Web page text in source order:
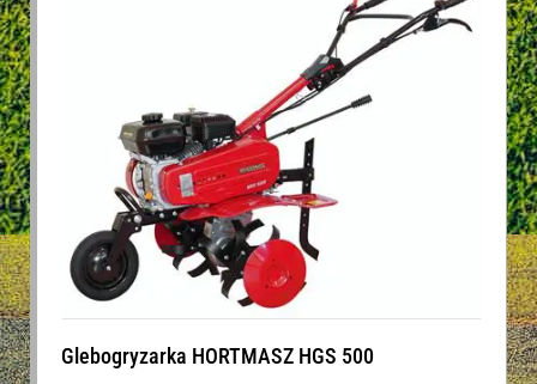
Glebogryzarka HORTMASZ HGS 500